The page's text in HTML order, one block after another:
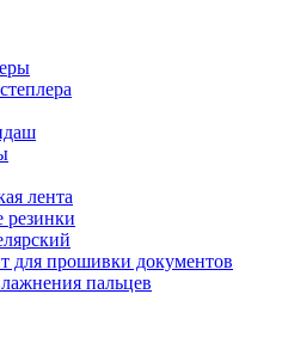
лента
резинки
для прошивки документов
пальцев